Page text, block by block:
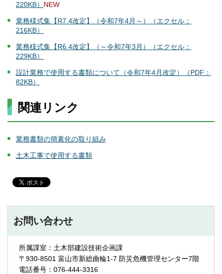
220KB） NEW
業務様式集【R7.4改定】（令和7年4月～）（エクセル：
216KB）
業務様式集【R6.4改定】（～令和7年3月）（エクセル：
229KB）
設計業務で使用する書類について（令和7年4月改定）（PDF：
82KB）
関連リンク
業務書類の簡素化の取り組み
土木工事で使用する書類
お問い合わせ
所属課室：土木部建設技術企画課
〒930-8501 富山市新総曲輪1-7 防災危機管理センター7階
電話番号：076-444-3316